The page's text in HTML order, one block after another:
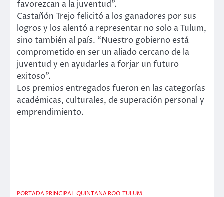
favorezcan a la juventud”.
Castañón Trejo felicitó a los ganadores por sus
logros y los alentó a representar no solo a Tulum,
sino también al país. “Nuestro gobierno está
comprometido en ser un aliado cercano de la
juventud y en ayudarles a forjar un futuro
exitoso”.
Los premios entregados fueron en las categorías
académicas, culturales, de superación personal y
emprendimiento.
PORTADA PRINCIPAL QUINTANA ROO TULUM